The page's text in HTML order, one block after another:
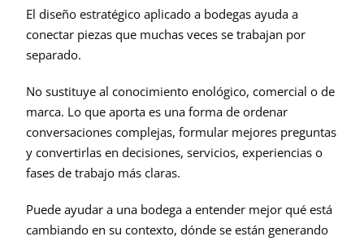
El diseño estratégico aplicado a bodegas ayuda a
conectar piezas que muchas veces se trabajan por
separado.
No sustituye al conocimiento enológico, comercial o de
marca. Lo que aporta es una forma de ordenar
conversaciones complejas, formular mejores preguntas
y convertirlas en decisiones, servicios, experiencias o
fases de trabajo más claras.
Puede ayudar a una bodega a entender mejor qué está
cambiando en su contexto, dónde se están generando